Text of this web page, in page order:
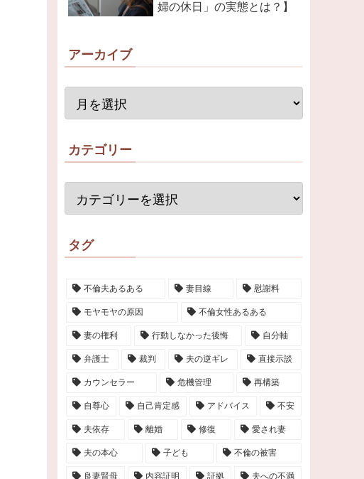
婦の休日」の実態とは？】
アーカイブ
カテゴリー
タグ
不倫夫あるある 妻目線 慰謝料
モヤモヤの原因 不倫女性あるある
妻の権利 行動しなかった後悔 自分軸
弁護士 裁判 夫の逆ギレ 直接示談
カウンセラー 危機管理 再構築
自尊心 自己肯定感 アドバイス 不安
夫依存 離婚 修復 愛され妻
夫の本心 子ども 不倫の被害
良妻賢母 内容証明 証拠 夫への不満